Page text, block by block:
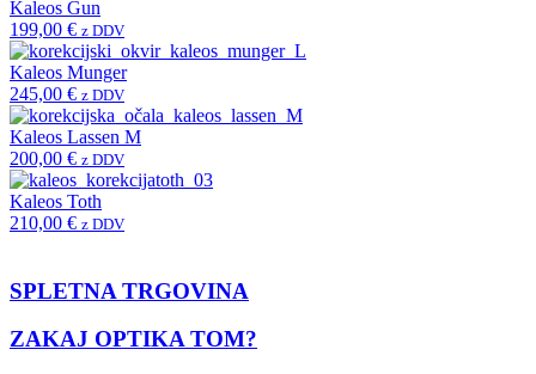
Kaleos Gun
199,00 € z DDV
Kaleos Munger
245,00 € z DDV
Kaleos Lassen M
200,00 € z DDV
Kaleos Toth
210,00 € z DDV
SPLETNA TRGOVINA
ZAKAJ OPTIKA TOM?